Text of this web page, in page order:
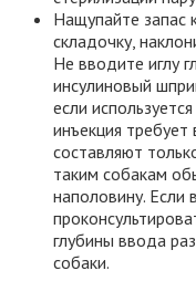
Нащупайте запас
складочку,
Не вводите иглу
инсулиновый
если
инъекция
составляют
таким собакам
наполовину. Если
глубины ввода
собаки.